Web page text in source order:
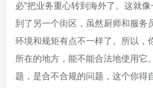
必”把业务重心转到海外了。这就
到了另一个街区，虽然厨师和服务
环境和规矩有点不一样了。所以，
所在的地方，能不能合法地使用它
题，是合不合规的问题，这个你得